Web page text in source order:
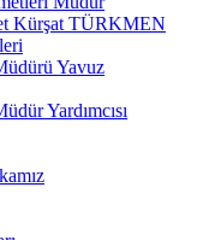
Kürşat TÜRKMEN
Yavuz
Yardımcısı